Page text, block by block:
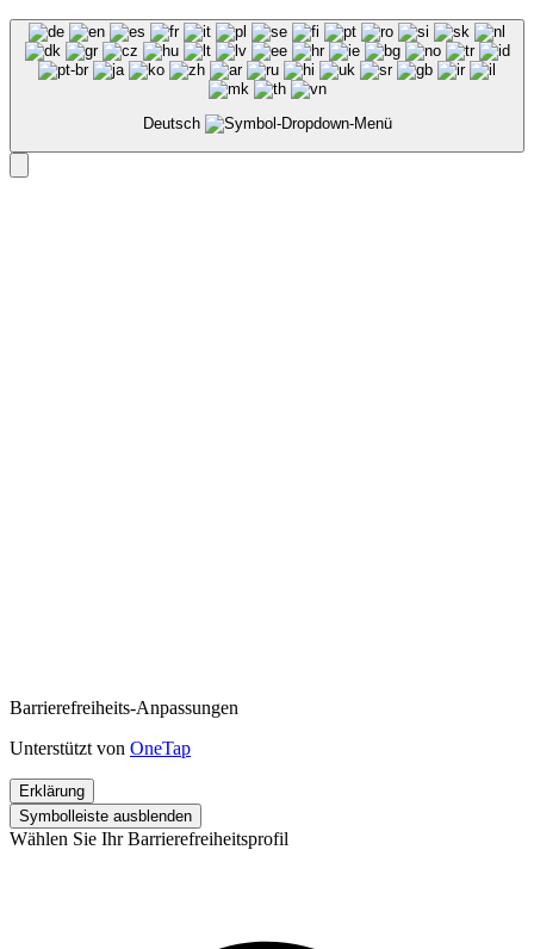
Deutsch
Barrierefreiheits-Anpassungen
Unterstützt von OneTap
Erklärung
Symbolleiste ausblenden
Wählen Sie Ihr Barrierefreiheitsprofil